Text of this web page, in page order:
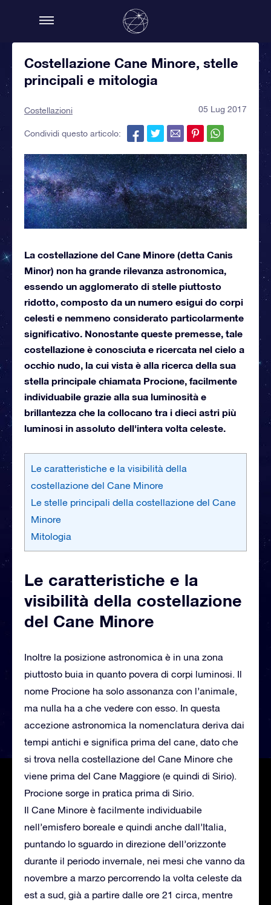
Costellazione Cane Minore, stelle
principali e mitologia
Costellazioni 05 Lug 2017
Condividi questo articolo:
La costellazione del Cane Minore (detta Canis
Minor) non ha grande rilevanza astronomica,
essendo un agglomerato di stelle piuttosto
ridotto, composto da un numero esigui do corpi
celesti e nemmeno considerato particolarmente
significativo. Nonostante queste premesse, tale
costellazione è conosciuta e ricercata nel cielo a
occhio nudo, la cui vista è alla ricerca della sua
stella principale chiamata Procione, facilmente
individuabile grazie alla sua luminosità e
brillantezza che la collocano tra i dieci astri più
luminosi in assoluto dell'intera volta celeste.
Le caratteristiche e la visibilità della
costellazione del Cane Minore
Le stelle principali della costellazione del Cane
Minore
Mitologia
Le caratteristiche e la
visibilità della costellazione
del Cane Minore
Inoltre la posizione astronomica è in una zona
piuttosto buia in quanto povera di corpi luminosi. Il
nome Procione ha solo assonanza con l’animale,
ma nulla ha a che vedere con esso. In questa
accezione astronomica la nomenclatura deriva dai
tempi antichi e significa prima del cane, dato che
si trova nella costellazione del Cane Minore che
viene prima del Cane Maggiore (e quindi di Sirio).
Procione sorge in pratica prima di Sirio.
Il Cane Minore è facilmente individuabile
nell’emisfero boreale e quindi anche dall’Italia,
puntando lo sguardo in direzione dell’orizzonte
durante il periodo invernale, nei mesi che vanno da
novembre a marzo percorrendo la volta celeste da
est a sud, già a partire dalle ore 21 circa, mentre